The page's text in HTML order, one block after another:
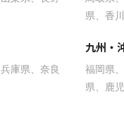
県
香
兵庫県
奈良
九州・
福岡県
県
鹿